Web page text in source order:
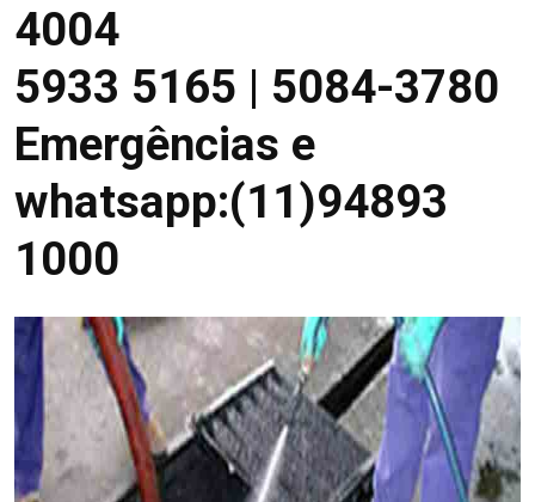
4004
5933 5165 | 5084-3780
Emergências e
whatsapp:(11)94893
1000